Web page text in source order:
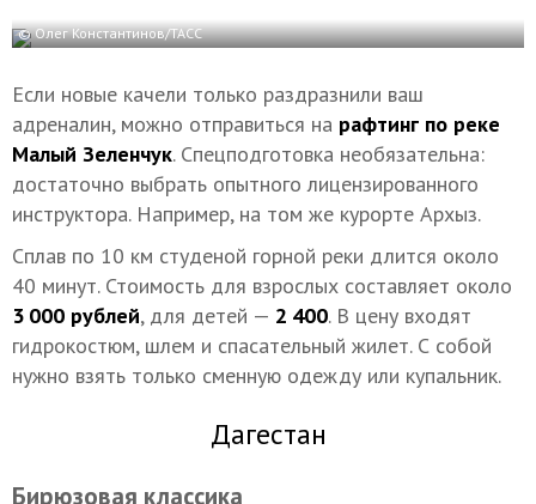
© Олег Константинов/ТАСС
Если новые качели только раздразнили ваш
адреналин, можно отправиться на рафтинг по реке
Малый Зеленчук. Спецподготовка необязательна:
достаточно выбрать опытного лицензированного
инструктора. Например, на том же курорте Архыз.
Сплав по 10 км студеной горной реки длится около
40 минут. Стоимость для взрослых составляет около
3 000 рублей, для детей — 2 400. В цену входят
гидрокостюм, шлем и спасательный жилет. С собой
нужно взять только сменную одежду или купальник.
Дагестан
Бирюзовая классика